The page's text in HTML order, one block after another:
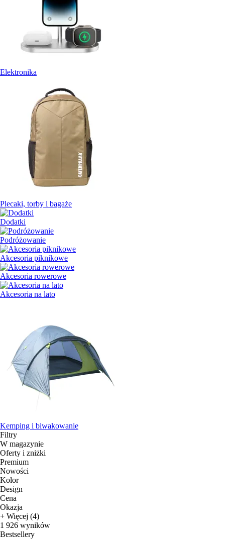
Elektronika
Plecaki, torby i bagaże
Dodatki
Podróżowanie
Akcesoria piknikowe
Akcesoria rowerowe
Akcesoria na lato
Kemping i biwakowanie
Filtry
W magazynie
Oferty i zniżki
Premium
Nowości
Kolor
Design
Cena
Okazja
+ Więcej (4)
1 926 wyników
Bestsellery